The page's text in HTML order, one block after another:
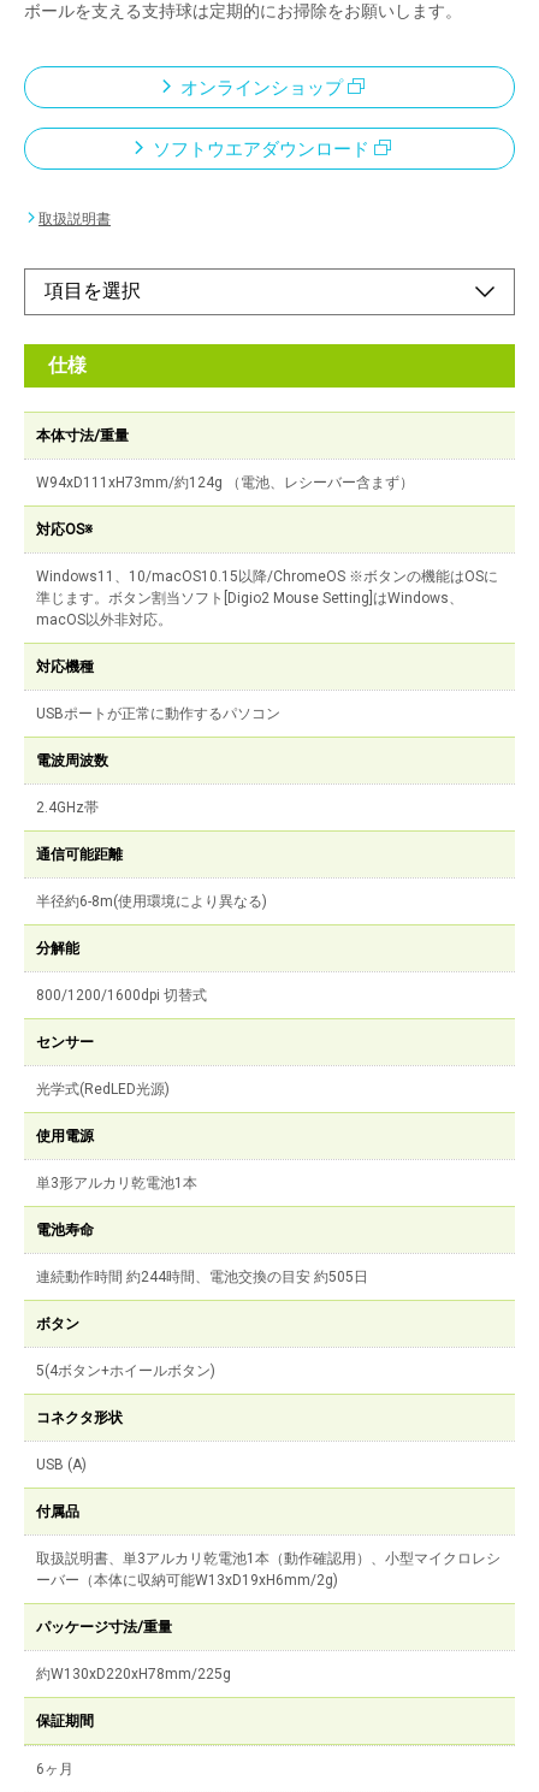
ボールを支える支持球は定期的にお掃除をお願いします。
オンラインショップ
ソフトウエアダウンロード
取扱説明書
仕様
本体寸法/重量
W94xD111xH73mm/約124g （電池、レシーバー含まず）
対応OS※
Windows11、10/macOS10.15以降/ChromeOS ※ボタンの機能はOSに
準じます。ボタン割当ソフト[Digio2 Mouse Setting]はWindows、
macOS以外非対応。
対応機種
USBポートが正常に動作するパソコン
電波周波数
2.4GHz帯
通信可能距離
半径約6-8m(使用環境により異なる)
分解能
800/1200/1600dpi 切替式
センサー
光学式(RedLED光源)
使用電源
単3形アルカリ乾電池1本
電池寿命
連続動作時間 約244時間、電池交換の目安 約505日
ボタン
5(4ボタン+ホイールボタン)
コネクタ形状
USB (A)
付属品
取扱説明書、単3アルカリ乾電池1本（動作確認用）、小型マイクロレシ
ーバー（本体に収納可能W13xD19xH6mm/2g)
パッケージ寸法/重量
約W130xD220xH78mm/225g
保証期間
6ヶ月